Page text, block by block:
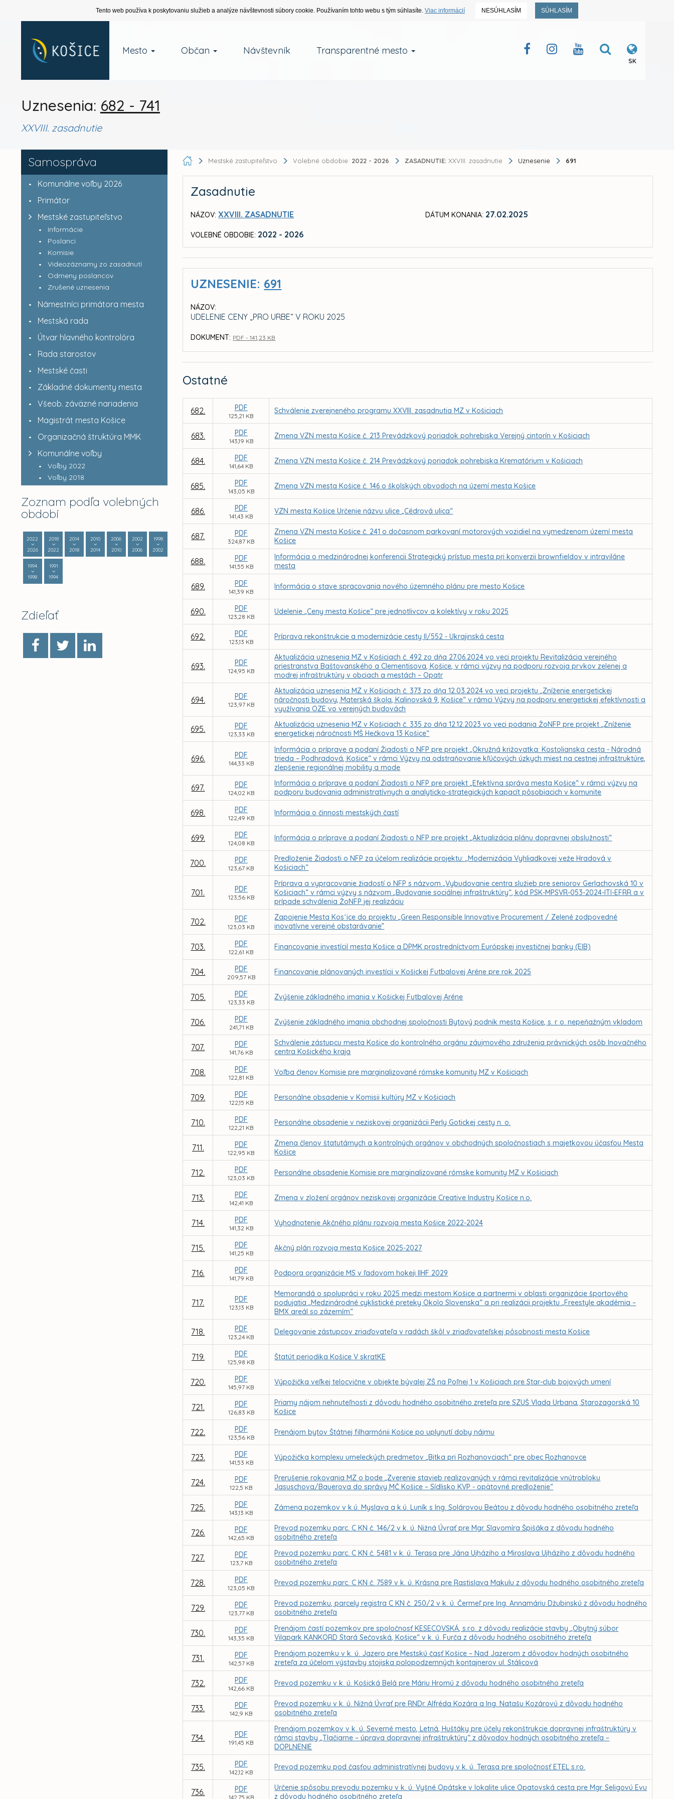
Tento web používa k poskytovaniu služieb a analýze návštevnosti súbory cookie. Používaním tohto webu s tým súhlasíte. Viac informácií NESÚHLASÍM SÚHLASÍM
Mesto Občan Návštevník Transparentné mesto
SK
Uznesenia: 682 - 741
XXVIII. zasadnutie
Samospráva
Komunálne voľby 2026
Primátor
Mestské zastupiteľstvo
Informácie
Poslanci
Komisie
Videozáznamy zo zasadnutí
Odmeny poslancov
Zrušené uznesenia
Námestníci primátora mesta
Mestská rada
Útvar hlavného kontrolóra
Rada starostov
Mestské časti
Základné dokumenty mesta
Všeob. záväzné nariadenia
Magistrát mesta Košice
Organizačná štruktúra MMK
Komunálne voľby
Voľby 2022
Voľby 2018
Zoznam podľa volebných
období
2022
2026
2018
2022
2014
2018
2010
2014
2006
2010
2002
2006
1998
2002
1994
1998
1991
1994
Zdieľať
Mestské zastupiteľstvo Volebné obdobie: 2022 - 2026 ZASADNUTIE: XXVIII. zasadnutie Uznesenie 691
Zasadnutie
NÁZOV: XXVIII. ZASADNUTIE
VOLEBNÉ OBDOBIE: 2022 - 2026
DÁTUM KONANIA: 27.02.2025
UZNESENIE: 691
NÁZOV:
UDELENIE CENY „PRO URBE“ V ROKU 2025
DOKUMENT: PDF - 141,23 KB
Ostatné
682. PDF
125,21 KB
Schválenie zverejneného programu XXVIII. zasadnutia MZ v Košiciach
683. PDF
143,19 KB
Zmena VZN mesta Košice č. 213 Prevádzkový poriadok pohrebiska Verejný cintorín v Košiciach
684. PDF
141,64 KB
Zmena VZN mesta Košice č. 214 Prevádzkový poriadok pohrebiska Krematórium v Košiciach
685. PDF
143,05 KB
Zmena VZN mesta Košice č. 146 o školských obvodoch na území mesta Košice
686. PDF
141,43 KB
VZN mesta Košice Určenie názvu ulice „Cédrová ulica“
687. PDF
324,87 KB
Zmena VZN mesta Košice č. 241 o dočasnom parkovaní motorových vozidiel na vymedzenom území mesta
Košice
688. PDF
141,55 KB
Informácia o medzinárodnej konferencii Strategický prístup mesta pri konverzii brownfieldov v intraviláne
mesta
689. PDF
141,39 KB
Informácia o stave spracovania nového územného plánu pre mesto Košice
690. PDF
123,28 KB
Udelenie „Ceny mesta Košice“ pre jednotlivcov a kolektívy v roku 2025
692. PDF
123,13 KB
Príprava rekonštrukcie a modernizácie cesty II/552 - Ukrajinská cesta
693. PDF
124,95 KB
Aktualizácia uznesenia MZ v Košiciach č. 492 zo dňa 27.06.2024 vo veci projektu Revitalizácia verejného
priestranstva Baštovanského a Clementisova, Košice, v rámci výzvy na podporu rozvoja prvkov zelenej a
modrej infraštruktúry v obciach a mestách – Opatr
694. PDF
123,97 KB
Aktualizácia uznesenia MZ v Košiciach č. 373 zo dňa 12.03.2024 vo veci projektu „Zníženie energetickej
náročnosti budovy, Materská škola, Kalinovská 9, Košice“ v rámci Výzvy na podporu energetickej efektívnosti a
využívania OZE vo verejných budovách
695. PDF
123,33 KB
Aktualizácia uznesenia MZ v Košiciach č. 335 zo dňa 12.12.2023 vo veci podania ŽoNFP pre projekt „Zníženie
energetickej náročnosti MŠ Hečkova 13 Košice“
696. PDF
144,33 KB
Informácia o príprave a podaní Žiadosti o NFP pre projekt „Okružná križovatka: Kostolianska cesta - Národná
trieda – Podhradová, Košice“ v rámci Výzvy na odstraňovanie kľúčových úzkych miest na cestnej infraštruktúre,
zlepšenie regionálnej mobility a mode
697. PDF
124,02 KB
Informácia o príprave a podaní Žiadosti o NFP pre projekt „Efektívna správa mesta Košice“ v rámci výzvy na
podporu budovania administratívnych a analyticko-strategických kapacít pôsobiacich v komunite
698. PDF
122,49 KB
Informácia o činnosti mestských častí
699. PDF
124,08 KB
Informácia o príprave a podaní Žiadosti o NFP pre projekt „Aktualizácia plánu dopravnej obslužnosti“
700. PDF
123,67 KB
Predloženie Žiadosti o NFP za účelom realizácie projektu: „Modernizácia Vyhliadkovej veže Hradová v
Košiciach“
701. PDF
123,56 KB
Príprava a vypracovanie žiadostí o NFP s názvom „Vybudovanie centra služieb pre seniorov Gerlachovská 10 v
Košiciach“ v rámci výzvy s názvom „Budovanie sociálnej infraštruktúry“, kód PSK-MPSVR-053-2024-ITI-EFRR a v
prípade schválenia ŽoNFP jej realizáciu
702. PDF
123,03 KB
Zapojenie Mesta Kosˇice do projektu „Green Responsible Innovative Procurement / Zelené zodpovedné
inovatívne verejné obstarávanie”
703. PDF
122,61 KB
Financovanie investícií mesta Košice a DPMK prostredníctvom Európskej investičnej banky (EIB)
704. PDF
209,57 KB
Financovanie plánovaných investícii v Košickej Futbalovej Aréne pre rok 2025
705. PDF
123,33 KB
Zvýšenie základného imania v Košickej Futbalovej Aréne
706. PDF
241,71 KB
Zvýšenie základného imania obchodnej spoločnosti Bytový podnik mesta Košice, s. r. o. nepeňažným vkladom
707. PDF
141,76 KB
Schválenie zástupcu mesta Košice do kontrolného orgánu záujmového združenia právnických osôb Inovačného
centra Košického kraja
708. PDF
122,81 KB
Voľba členov Komisie pre marginalizované rómske komunity MZ v Košiciach
709. PDF
122,15 KB
Personálne obsadenie v Komisii kultúry MZ v Košiciach
710. PDF
122,21 KB
Personálne obsadenie v neziskovej organizácii Perly Gotickej cesty n. o.
711. PDF
122,95 KB
Zmena členov štatutárnych a kontrolných orgánov v obchodných spoločnostiach s majetkovou účasťou Mesta
Košice
712. PDF
123,03 KB
Personálne obsadenie Komisie pre marginalizované rómske komunity MZ v Košiciach
713. PDF
142,41 KB
Zmena v zložení orgánov neziskovej organizácie Creative Industry Košice n.o.
714. PDF
141,32 KB
Vyhodnotenie Akčného plánu rozvoja mesta Košice 2022-2024
715. PDF
141,25 KB
Akčný plán rozvoja mesta Košice 2025-2027
716. PDF
141,79 KB
Podpora organizácie MS v ľadovom hokeji IIHF 2029
717. PDF
123,13 KB
Memorandá o spolupráci v roku 2025 medzi mestom Košice a partnermi v oblasti organizácie športového
podujatia „Medzinárodné cyklistické preteky Okolo Slovenska“ a pri realizácii projektu „Freestyle akadémia –
BMX areál so zázemím“
718. PDF
123,24 KB
Delegovanie zástupcov zriaďovateľa v radách škôl v zriaďovateľskej pôsobnosti mesta Košice
719. PDF
125,98 KB
Štatút periodika Košice V skratKE
720. PDF
145,97 KB
Výpožička veľkej telocvične v objekte bývalej ZŠ na Poľnej 1 v Košiciach pre Star-club bojových umení
721. PDF
126,83 KB
Priamy nájom nehnuteľnosti z dôvodu hodného osobitného zreteľa pre SZUŠ Vlada Urbana, Starozagorská 10
Košice
722. PDF
123,56 KB
Prenájom bytov Štátnej filharmónii Košice po uplynutí doby nájmu
723. PDF
141,53 KB
Výpožička komplexu umeleckých predmetov „Bitka pri Rozhanovciach“ pre obec Rozhanovce
724. PDF
122,5 KB
Prerušenie rokovania MZ o bode „Zverenie stavieb realizovaných v rámci revitalizácie vnútrobloku
Jasuschova/Bauerova do správy MČ Košice – Sídlisko KVP - opätovné predloženie“
725. PDF
143,13 KB
Zámena pozemkov v k.ú. Myslava a k.ú. Luník s Ing. Solárovou Beátou z dôvodu hodného osobitného zreteľa
726. PDF
142,65 KB
Prevod pozemku parc. C KN č. 146/2 v k. ú. Nižná Úvrať pre Mgr. Slavomíra Špišáka z dôvodu hodného
osobitného zreteľa
727. PDF
123,7 KB
Prevod pozemku parc. C KN č. 5481 v k. ú. Terasa pre Jána Ujháziho a Miroslava Ujháziho z dôvodu hodného
osobitného zreteľa
728. PDF
123,05 KB
Prevod pozemku parc. C KN č. 7589 v k. ú. Krásna pre Rastislava Makulu z dôvodu hodného osobitného zreteľa
729. PDF
123,77 KB
Prevod pozemku, parcely registra C KN č. 250/2 v k. ú. Čermeľ pre Ing. Annamáriu Džubinskú z dôvodu hodného
osobitného zreteľa
730. PDF
143,35 KB
Prenájom častí pozemkov pre spoločnosť KESECOVSKÁ, s.r.o. z dôvodu realizácie stavby „Obytný súbor
Vilapark KANKORD Stará Sečovská, Košice“ v k. ú. Furča z dôvodu hodného osobitného zreteľa
731. PDF
142,57 KB
Prenájom pozemku v k. ú. Jazero pre Mestskú časť Košice – Nad Jazerom z dôvodov hodných osobitného
zreteľa za účelom výstavby stojiska polopodzemných kontajnerov ul. Stálicová
732. PDF
142,66 KB
Prevod pozemku v k. ú. Košická Belá pre Máriu Hromú z dôvodu hodného osobitného zreteľa
733. PDF
142,9 KB
Prevod pozemku v k. ú. Nižná Úvrať pre RNDr. Alfréda Kozára a Ing. Natašu Kozárovú z dôvodu hodného
osobitného zreteľa
734. PDF
191,45 KB
Prenájom pozemkov v k. ú. Severné mesto, Letná, Huštáky pre účely rekonštrukcie dopravnej infraštruktúry v
rámci stavby „Tlačiarne – úprava dopravnej infraštruktúry“ z dôvodov hodných osobitného zreteľa –
DOPLNENIE
735. PDF
142,12 KB
Prevod pozemku pod časťou administratívnej budovy v k. ú. Terasa pre spoločnosť ETEL s.r.o.
736. PDF
142,75 KB
Určenie spôsobu prevodu pozemku v k. ú. Vyšné Opátske v lokalite ulice Opatovská cesta pre Mgr. Seligovú Evu
z dôvodu hodného osobitného zreteľa